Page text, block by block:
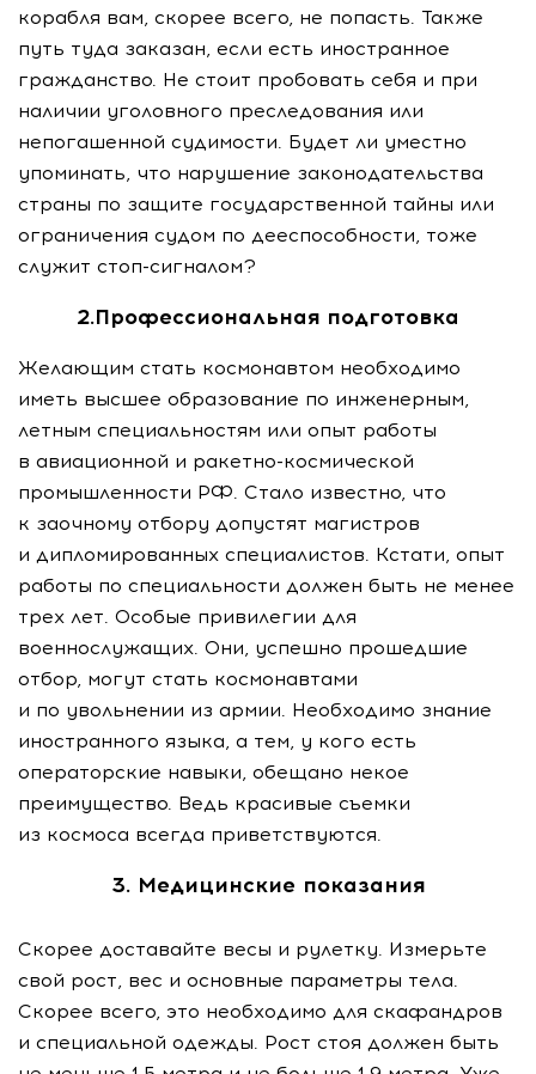
корабля вам, скорее всего, не попасть. Также
путь туда заказан, если есть иностранное
гражданство. Не стоит пробовать себя и при
наличии уголовного преследования или
непогашенной судимости. Будет ли уместно
упоминать, что нарушение законодательства
страны по защите государственной тайны или
ограничения судом по дееспособности, тоже
служит стоп-сигналом?
2.Профессиональная подготовка
Желающим стать космонавтом необходимо
иметь высшее образование по инженерным,
летным специальностям или опыт работы
в авиационной и ракетно-космической
промышленности РФ. Стало известно, что
к заочному отбору допустят магистров
и дипломированных специалистов. Кстати, опыт
работы по специальности должен быть не менее
трех лет. Особые привилегии для
военнослужащих. Они, успешно прошедшие
отбор, могут стать космонавтами
и по увольнении из армии. Необходимо знание
иностранного языка, а тем, у кого есть
операторские навыки, обещано некое
преимущество. Ведь красивые съемки
из космоса всегда приветствуются.
3. Медицинские показания
Скорее доставайте весы и рулетку. Измерьте
свой рост, вес и основные параметры тела.
Скорее всего, это необходимо для скафандров
и специальной одежды. Рост стоя должен быть